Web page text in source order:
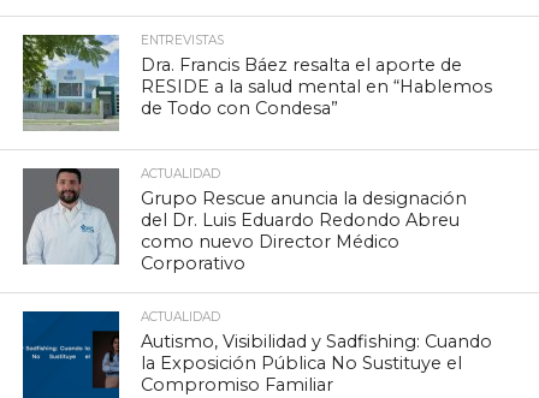
ENTREVISTAS
Dra. Francis Báez resalta el aporte de
RESIDE a la salud mental en “Hablemos
de Todo con Condesa”
ACTUALIDAD
Grupo Rescue anuncia la designación
del Dr. Luis Eduardo Redondo Abreu
como nuevo Director Médico
Corporativo
ACTUALIDAD
Autismo, Visibilidad y Sadfishing: Cuando
la Exposición Pública No Sustituye el
Compromiso Familiar